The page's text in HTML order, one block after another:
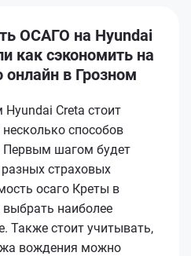
ОСАГО на Hyundai
как сэкономить на
в Грозном
Creta стоит
способов
Первым шагом будет
страховых
осаго Креты в
наиболее
Также стоит учитывать,
вождения можно